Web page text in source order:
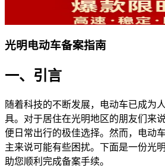
光明电动车备案指南
一、引言
随着科技的不断发展，电动车已成为
具。对于居住在光明地区的朋友们来
便日常出行的极佳选择。然而，电动
主来说可能有些困扰。下面是一份光
助您顺利完成备案手续。